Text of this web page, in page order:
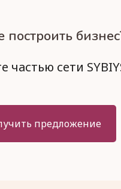
построить
частью сети
предложение